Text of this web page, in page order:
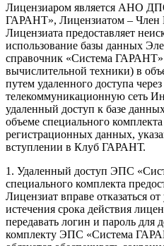
Лицензиаром является АНО
ГАРАНТ», Лицензиатом – Член
Лицензиата предоставляет
использование базы данных
справочник «Система
вычислительной техники) в
путем удаленного доступа
телекоммуникационную сеть
удаленный доступ к базе
объеме специального
регистрационных данных,
вступлении в Клуб ГАРАНТ.
1. Удаленный доступ ЭПС
специального комплекта
Лицензиат вправе отказаться
истечения срока действия
передавать логин и пароль для
комплекту ЭПС «Система